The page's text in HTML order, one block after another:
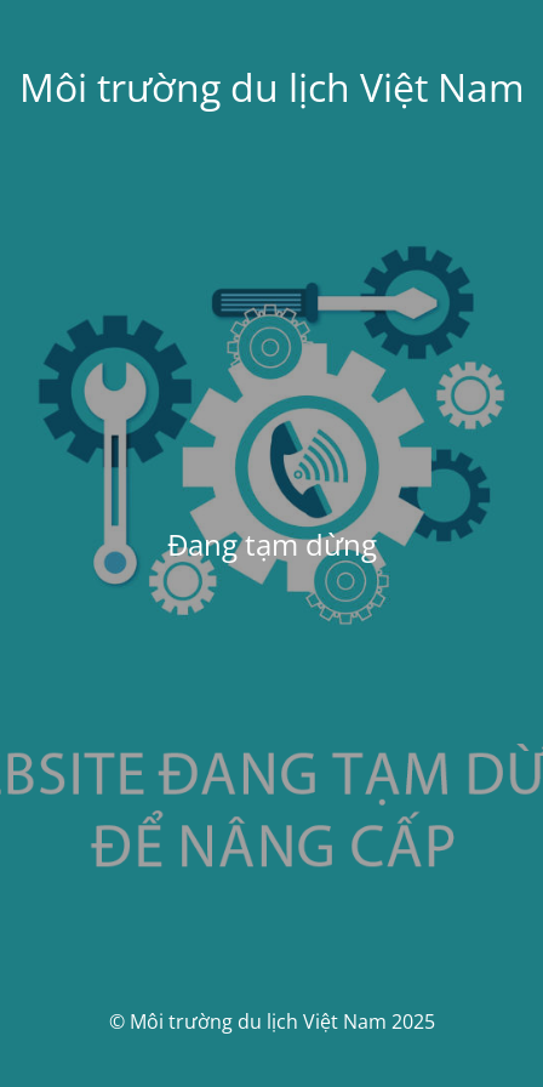
Môi trường du lịch Việt Nam
Đang tạm dừng
© Môi trường du lịch Việt Nam 2025